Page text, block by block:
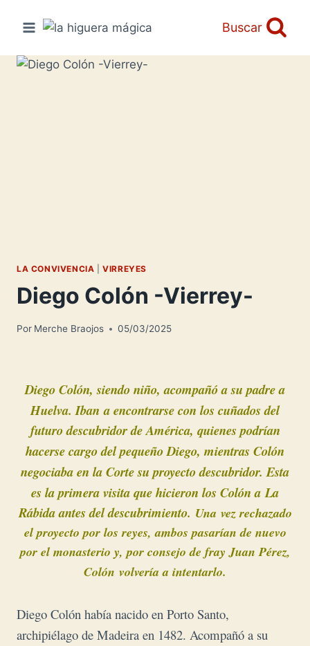
Buscar
LA CONVIVENCIA |VIRREYES
Diego Colón -Vierrey-
Por Merche Braojos 05/03/2025
Diego Colón, siendo niño, acompañó a su padre a
Huelva.Ibana encontrarse con los cuñados del
futurodescubridor de América, quienes podrían
hacerse cargo delpequeño Diego, mientras Colón
negociaba en la Corte su proyecto descubridor. Esta
es la primera visita que hicieron los Colón aLa
Rábida antes del descubrimiento. Una vez rechazado
el proyecto por los reyes, ambos pasarían de nuevo
por el monasterio y, por consejo de fray Juan Pérez,
Colón volvería a intentarlo.
Diego Colón había nacido en Porto Santo,
archipiélago de Madeira en 1482. Acompañó a su